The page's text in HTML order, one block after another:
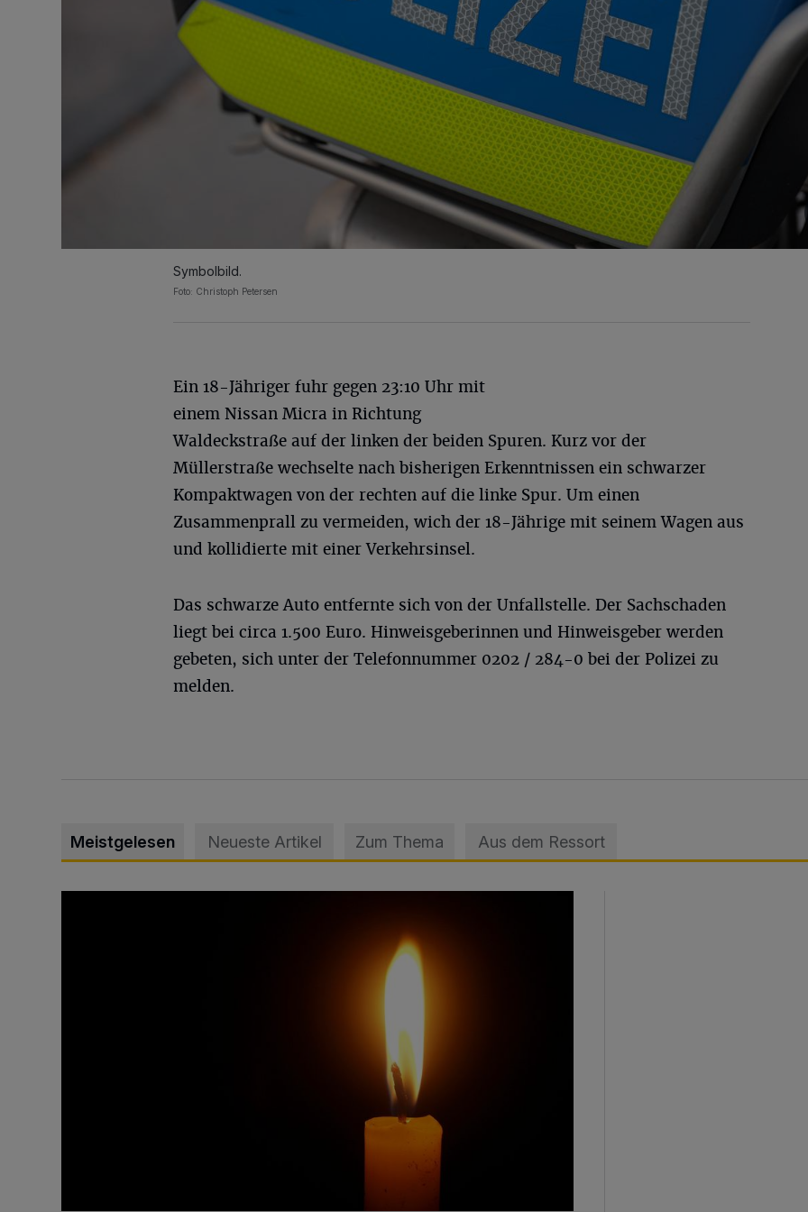
Symbolbild.
Foto: Christoph Petersen
Ein 18-Jähriger fuhr gegen 23:10 Uhr mit
einem Nissan Micra in Richtung
Waldeckstraße auf der linken der beiden Spuren. Kurz vor der
Müllerstraße wechselte nach bisherigen Erkenntnissen ein schwarzer
Kompaktwagen von der rechten auf die linke Spur. Um einen
Zusammenprall zu vermeiden, wich der 18-Jährige mit seinem Wagen aus
und kollidierte mit einer Verkehrsinsel.
Das schwarze Auto entfernte sich von der Unfallstelle. Der Sachschaden
liegt bei circa 1.500 Euro. Hinweisgeberinnen und Hinweisgeber werden
gebeten, sich unter der Telefonnummer 0202 / 284-0 bei der Polizei zu
melden.
Meistgelesen Neueste Artikel Zum Thema Aus dem Ressort